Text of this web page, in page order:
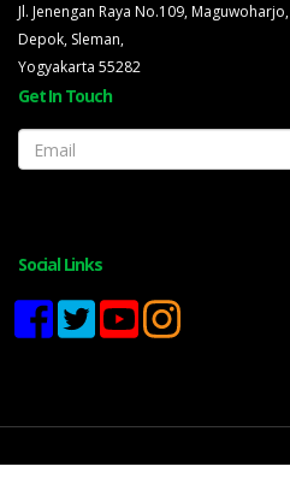
Jl. Jenengan Raya No.109, Maguwoharjo,
Depok, Sleman,
Yogyakarta 55282
Get In Touch
Email
Social Links